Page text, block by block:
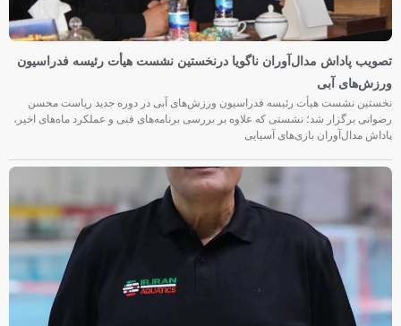
تصویب پاداش مدال‌آوران ناگویا درنخستین نشست هیأت رئیسه فدراسیون
ورزش‌های آبی
نخستین نشست هیأت رئیسه فدراسیون ورزش‌های آبی در دوره جدید ریاست محسن
رضوانی برگزار شد؛ نشستی که علاوه بر بررسی برنامه‌های فنی و عملکرد ماه‌های اخیر،
پاداش مدال‌آوران بازی‌های آسیایی